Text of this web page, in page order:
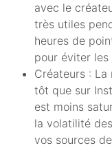
avec le
très utiles
heures de
pour éviter les
Créateurs :
tôt que sur
est moins
la volatilité
vos sources